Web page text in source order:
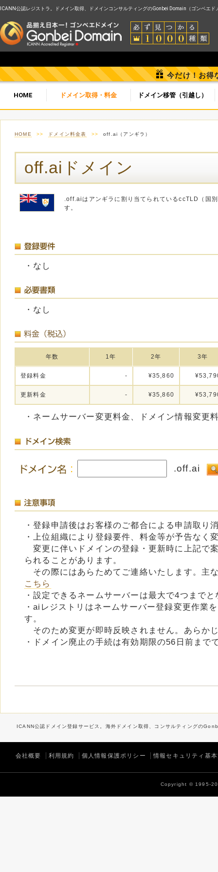
ICANN公認レジストラ。ドメイン取得、ドメインコンサルティングのGonbei Domain（ゴンベエド
今だけ！お得
HOME ドメイン取得・料金 ドメイン移管（引越し）
HOME >> ドメイン料金表 >> off.ai（アンギラ）
off.aiドメイン
.off.aiはアンギラに割り当てられているccTLD（国
す。
・なし
・なし
年数 1年 2年 3年
登録料金 - ¥35,860
更新料金 - ¥35,860
・ネームサーバー変更料金、ドメイン情報変更
.off.ai
・登録申請後はお客様のご都合による申請取り
・上位組織により登録要件、料金等が予告なく
変更に伴いドメインの登録・更新時に上記で
られることがあります。
その際にはあらためてご連絡いたします。主
こちら
・設定できるネームサーバーは最大で4つまで
・aiレジストリはネームサーバー登録変更作業
す。
そのため変更が即時反映されません。あらか
・ドメイン廃止の手続は有効期限の56日前まで
ICANN公認ドメイン登録サービス。海外ドメイン取得、コンサルティングの
会社概要 利用規約 個人情報保護ポリシー 情報セキュリティ基
Copyright © 1995-